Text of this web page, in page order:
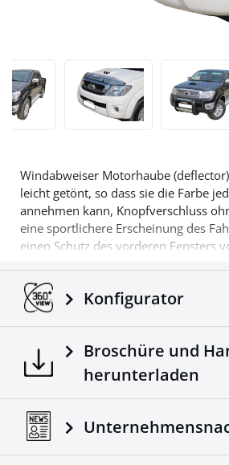
Windabweiser Motorhaube
leicht getönt, so dass sie die Farbe
annehmen kann, Knopfverschluss
eine sportlichere Erscheinung des
einen Schutz des vorderen Fensters
'06/2016
bewerte Vielfallt von Accessoires der
ergänzt.
Konfigurator
Broschüre und
herunterladen